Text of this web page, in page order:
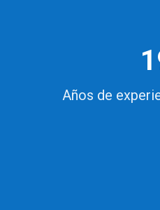
Años de